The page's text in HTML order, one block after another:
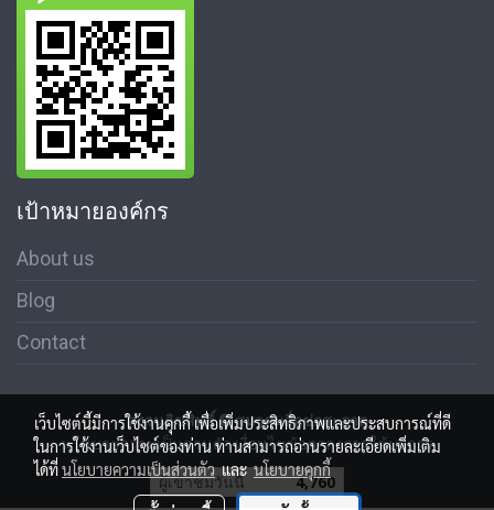
เป้าหมายองค์กร
About us
Blog
Contact
สงวนลิขสิทธิ์ © สมาคมสื่อช่อสะอาด
นโนบายความเป็นส่วนตัว เงื่อนไขข้อตกลงการใช้บริการ
ผู้เข้าชมวันนี้ 4,760
เว็บไซต์นี้มีการใช้งานคุกกี้ เพื่อเพิ่มประสิทธิภาพและประสบการณ์ที่ดี
ในการใช้งานเว็บไซต์ของท่าน ท่านสามารถอ่านรายละเอียดเพิ่มเติม
ได้ที่นโยบายความเป็นส่วนตัวและนโยบายคุกกี้